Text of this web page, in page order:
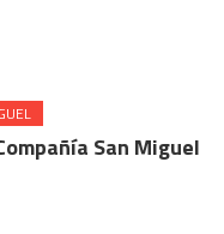
San Miguel